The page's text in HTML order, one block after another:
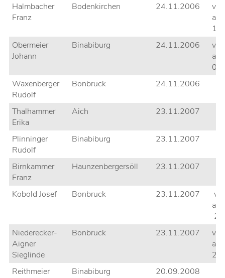
Halmbacher
Franz
Bodenkirchen 24.11.2006
am
Obermeier
Johann
Binabiburg 24.11.2006
am
Waxenberger
Rudolf
Bonbruck 24.11.2006
Thalhammer
Erika
Aich 23.11.2007
Plinninger
Rudolf
Binabiburg 23.11.2007
Birnkammer
Franz
Haunzenbergersöll 23.11.2007
Kobold Josef Bonbruck 23.11.2007
am
Niederecker-
Aigner
Sieglinde
Bonbruck 23.11.2007
am
Reithmeier
Binabiburg 20.09.2008